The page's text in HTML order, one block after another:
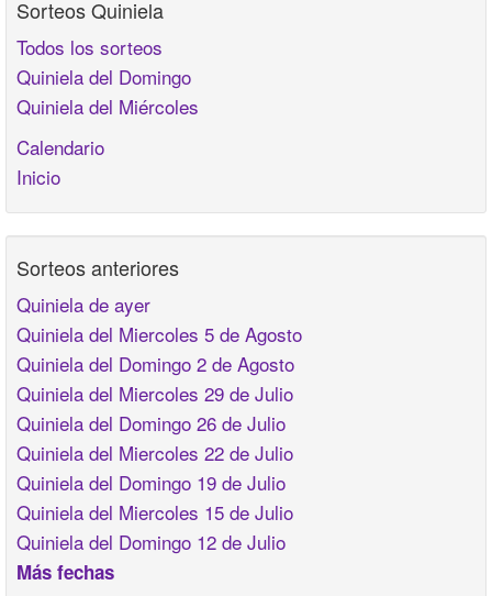
Sorteos Quiniela
Todos los sorteos
Quiniela del Domingo
Quiniela del Miércoles
Calendario
Inicio
Sorteos anteriores
Quiniela de ayer
Quiniela del Miercoles 5 de Agosto
Quiniela del Domingo 2 de Agosto
Quiniela del Miercoles 29 de Julio
Quiniela del Domingo 26 de Julio
Quiniela del Miercoles 22 de Julio
Quiniela del Domingo 19 de Julio
Quiniela del Miercoles 15 de Julio
Quiniela del Domingo 12 de Julio
Más fechas